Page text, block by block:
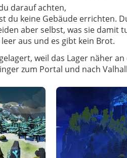
darauf achten,
du keine Gebäude errichten.
aber selbst, was sie damit
aus und es gibt kein Brot.
weil das Lager näher
zum Portal und nach